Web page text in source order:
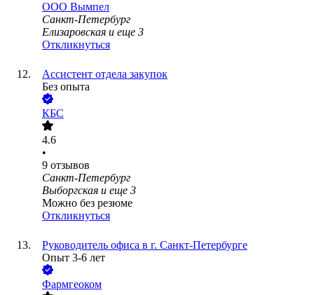
ООО Вымпел
Санкт-Петербург
Елизаровская и еще 3
Откликнуться
Ассистент отдела закупок
Без опыта
КБС
4.6
•
9 отзывов
Санкт-Петербург
Выборгская и еще 3
Можно без резюме
Откликнуться
Руководитель офиса в г. Санкт-Петербурге
Опыт 3-6 лет
Фармгеоком